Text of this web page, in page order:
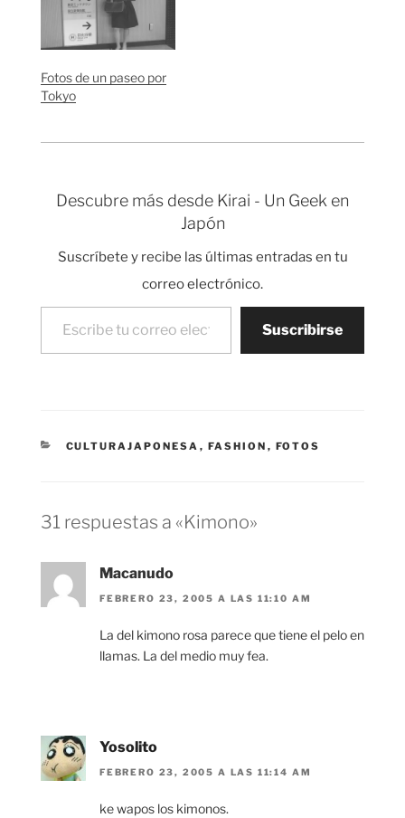
que puse hace unos
meses) que contiene
desde fotos que saqué
fotos de hace unos
días. Rosa y edificio
Fotos de un paseo por
Tokyo
Descubre más desde Kirai - Un Geek en
Japón
Suscríbete y recibe las últimas entradas en tu
correo electrónico.
Escribe tu correo electrónico…
Suscribirse
CATEGORÍAS
CULTURAJAPONESA , FASHION , FOTOS
31 respuestas a «Kimono»
Macanudo
FEBRERO 23, 2005 A LAS 11:10 AM
La del kimono rosa parece que tiene el pelo en
llamas. La del medio muy fea.
Yosolito
FEBRERO 23, 2005 A LAS 11:14 AM
ke wapos los kimonos.